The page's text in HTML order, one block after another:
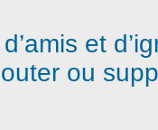
et
ou